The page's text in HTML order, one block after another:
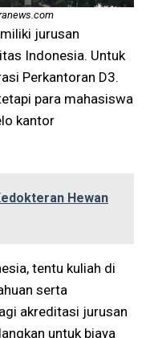
jurusan
Indonesia. Untuk
Perkantoran D3.
para mahasiswa
kantor
Hewan
tentu kuliah di
serta
akreditasi jurusan
untuk biaya